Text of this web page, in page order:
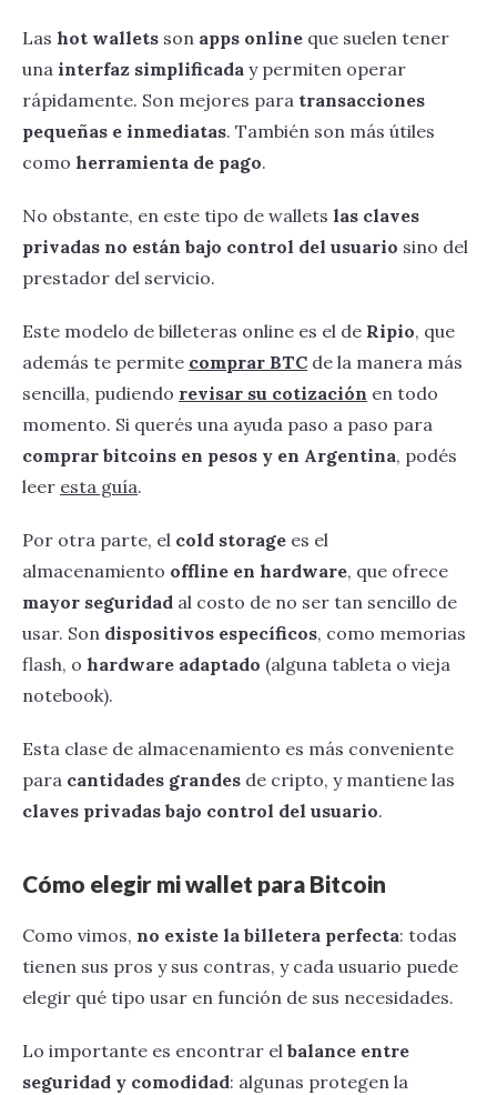
Las hot wallets son apps online que suelen tener
una interfaz simplificada y permiten operar
rápidamente. Son mejores para transacciones
pequeñas e inmediatas. También son más útiles
como herramienta de pago.
No obstante, en este tipo de wallets las claves
privadas no están bajo control del usuario sino del
prestador del servicio.
Este modelo de billeteras online es el de Ripio, que
además te permite comprar BTC de la manera más
sencilla, pudiendo revisar su cotización en todo
momento. Si querés una ayuda paso a paso para
comprar bitcoins en pesos y en Argentina, podés
leer esta guía.
Por otra parte, el cold storage es el
almacenamiento offline en hardware, que ofrece
mayor seguridad al costo de no ser tan sencillo de
usar. Son dispositivos específicos, como memorias
flash, o hardware adaptado (alguna tableta o vieja
notebook).
Esta clase de almacenamiento es más conveniente
para cantidades grandes de cripto, y mantiene las
claves privadas bajo control del usuario.
Cómo elegir mi wallet para Bitcoin
Como vimos, no existe la billetera perfecta: todas
tienen sus pros y sus contras, y cada usuario puede
elegir qué tipo usar en función de sus necesidades.
Lo importante es encontrar el balance entre
seguridad y comodidad: algunas protegen la